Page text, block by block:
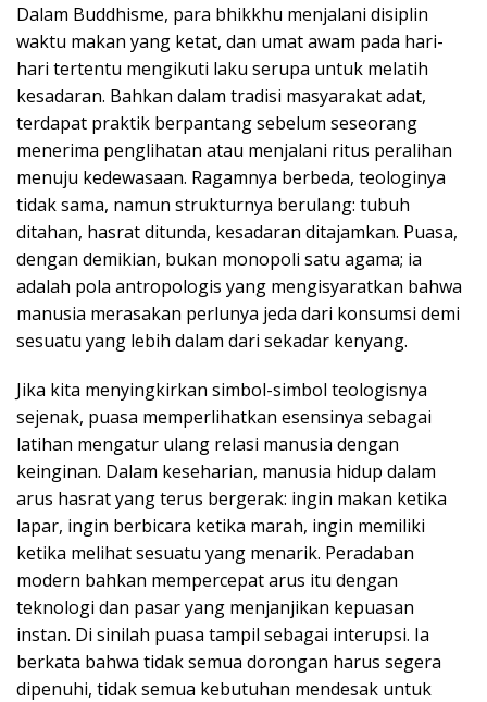
Dalam Buddhisme, para bhikkhu menjalani disiplin
waktu makan yang ketat, dan umat awam pada hari-
hari tertentu mengikuti laku serupa untuk melatih
kesadaran. Bahkan dalam tradisi masyarakat adat,
terdapat praktik berpantang sebelum seseorang
menerima penglihatan atau menjalani ritus peralihan
menuju kedewasaan. Ragamnya berbeda, teologinya
tidak sama, namun strukturnya berulang: tubuh
ditahan, hasrat ditunda, kesadaran ditajamkan. Puasa,
dengan demikian, bukan monopoli satu agama; ia
adalah pola antropologis yang mengisyaratkan bahwa
manusia merasakan perlunya jeda dari konsumsi demi
sesuatu yang lebih dalam dari sekadar kenyang.
Jika kita menyingkirkan simbol-simbol teologisnya
sejenak, puasa memperlihatkan esensinya sebagai
latihan mengatur ulang relasi manusia dengan
keinginan. Dalam keseharian, manusia hidup dalam
arus hasrat yang terus bergerak: ingin makan ketika
lapar, ingin berbicara ketika marah, ingin memiliki
ketika melihat sesuatu yang menarik. Peradaban
modern bahkan mempercepat arus itu dengan
teknologi dan pasar yang menjanjikan kepuasan
instan. Di sinilah puasa tampil sebagai interupsi. Ia
berkata bahwa tidak semua dorongan harus segera
dipenuhi, tidak semua kebutuhan mendesak untuk